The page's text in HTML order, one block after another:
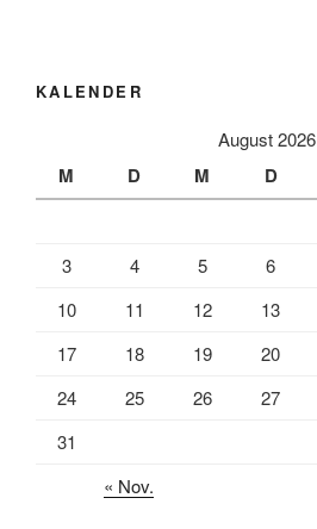
KALENDER
August 2026
M D M D
3
4 5 6
10
11 12 13
17
18 19 20
24
25 26 27
31
« Nov.